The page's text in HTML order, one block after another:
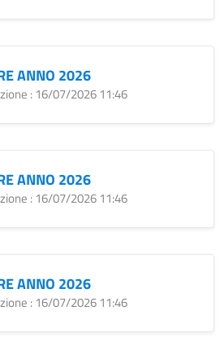
ANNO 2026
: 16/07/2026 11:46
ANNO 2026
: 16/07/2026 11:46
ANNO 2026
: 16/07/2026 11:46